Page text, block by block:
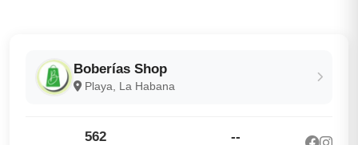
Boberías Shop
Playa, La Habana
562 --